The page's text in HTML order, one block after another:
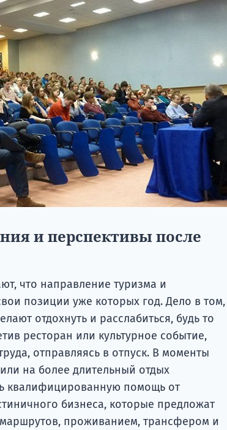
и перспективы после
что направление туризма и
позиции уже которых год. Дело в том,
отдохнуть и расслабиться, будь то
ресторан или культурное событие,
отправляясь в отпуск. В моменты
на более длительный отдых
квалифицированную помощь от
бизнеса, которые предложат
проживанием, трансфером и